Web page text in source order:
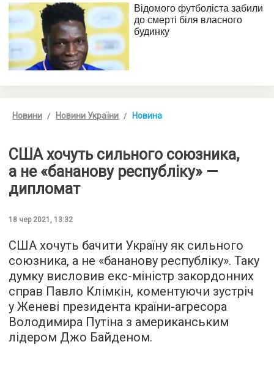
Новини Новини України Новина
США хочуть сильного союзника,
а не «бананову республіку» —
дипломат
18 чер 2021, 13:32
США хочуть бачити Україну як сильного
союзника, а не «бананову республіку». Таку
думку висловив екс-міністр закордонних
справ Павло Клімкін, коментуючи зустріч
у Женеві президента країни-агресора
Володимира Путіна з американським
лідером Джо Байденом.